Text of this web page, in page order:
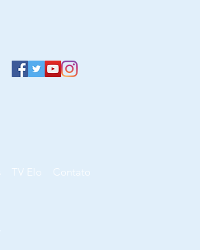
TV Elo Contato